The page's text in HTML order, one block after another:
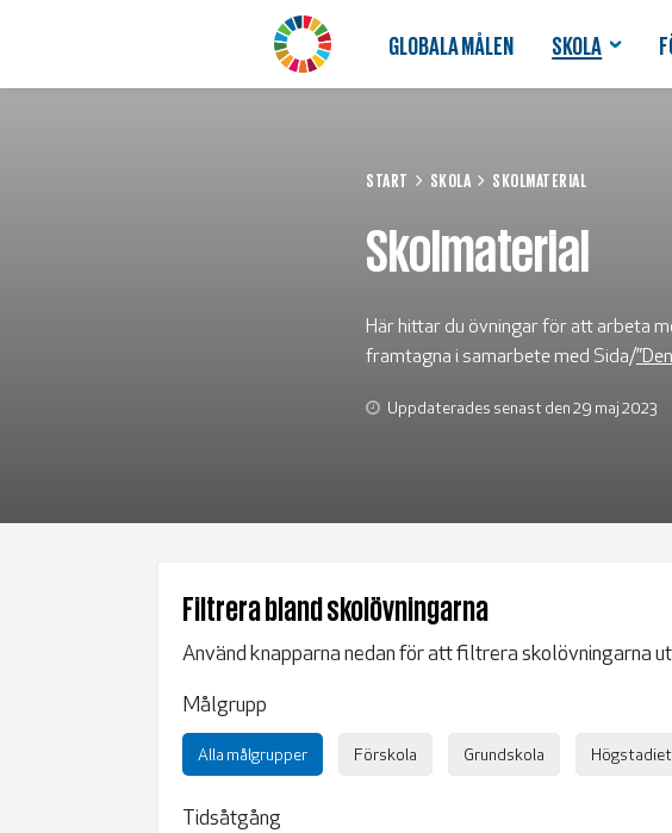
GLOBALA MÅLEN SKOLA
START SKOLA SKOLMATERIAL
Skolmaterial
Här hittar du övningar för att arbeta
framtagna i samarbete med Sida/
Uppdaterades senast den 29 maj 2023
Filtrera bland skolövningarna
Använd knapparna nedan för att filtrera skolövningarna
Målgrupp
Alla målgrupper Förskola Grundskola Högstadiet
Tidsåtgång